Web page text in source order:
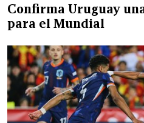
Confirma Uruguay
para el Mundial